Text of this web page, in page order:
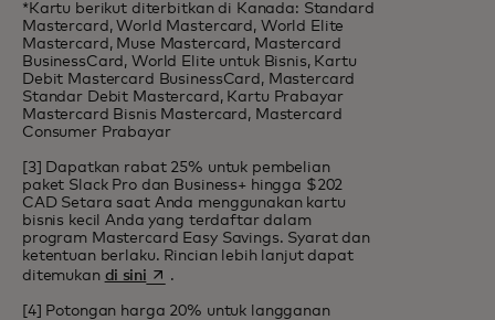
*Kartu berikut diterbitkan di Kanada: Standard
Mastercard, World Mastercard, World Elite
Mastercard, Muse Mastercard, Mastercard
BusinessCard, World Elite untuk Bisnis, Kartu
Debit Mastercard BusinessCard, Mastercard
Standar Debit Mastercard, Kartu Prabayar
Mastercard Bisnis Mastercard, Mastercard
Consumer Prabayar
[3] Dapatkan rabat 25% untuk pembelian
paket Slack Pro dan Business+ hingga $202
CAD Setara saat Anda menggunakan kartu
bisnis kecil Anda yang terdaftar dalam
program Mastercard Easy Savings. Syarat dan
ketentuan berlaku. Rincian lebih lanjut dapat
ditemukan di siniopens in a new tab
.
[4] Potongan harga 20% untuk langganan